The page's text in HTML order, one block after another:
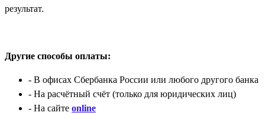
результат.
Другие способы оплаты:
- В офисах Сбербанка России или любого другого банка
- На расчётный счёт (только для юридических лиц)
- На сайте online